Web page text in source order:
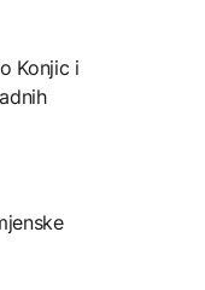
Konjic i